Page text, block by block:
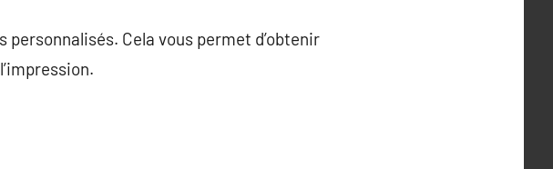
Cela vous permet d’obtenir